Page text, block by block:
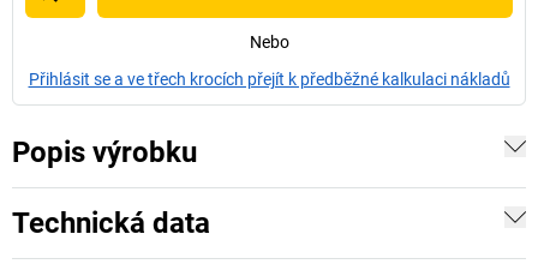
Nebo
Přihlásit se a ve třech krocích přejít k předběžné kalkulaci nákladů
Popis výrobku
Technická data